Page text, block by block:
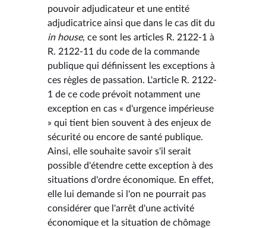
pouvoir adjudicateur et une entité
adjudicatrice ainsi que dans le cas dit du
in house, ce sont les articles R. 2122-1 à
R. 2122-11 du code de la commande
publique qui définissent les exceptions à
ces règles de passation. L'article R. 2122-
1 de ce code prévoit notamment une
exception en cas « d'urgence impérieuse
» qui tient bien souvent à des enjeux de
sécurité ou encore de santé publique.
Ainsi, elle souhaite savoir s'il serait
possible d'étendre cette exception à des
situations d'ordre économique. En effet,
elle lui demande si l'on ne pourrait pas
considérer que l'arrêt d'une activité
économique et la situation de chômage